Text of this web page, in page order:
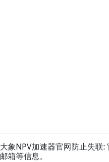
大象NPV加速器官网防止失联
邮箱等信息。